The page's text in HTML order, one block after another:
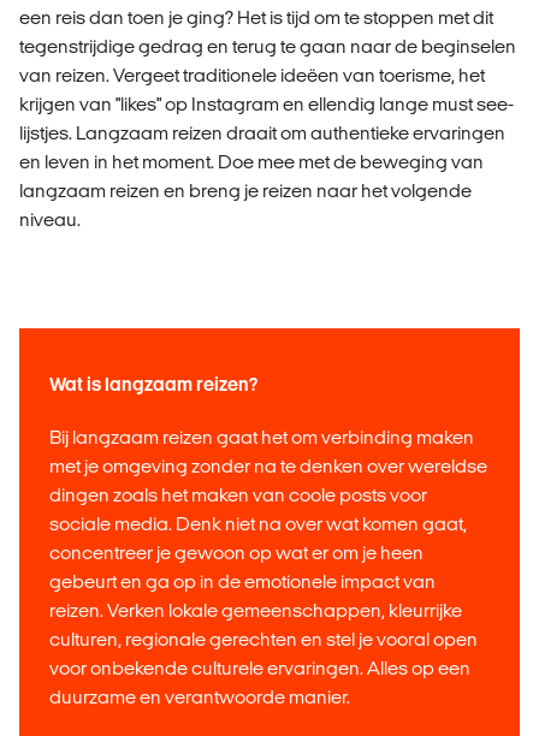
een reis dan toen je ging? Het is tijd om te stoppen met dit
tegenstrijdige gedrag en terug te gaan naar de beginselen
van reizen. Vergeet traditionele ideëen van toerisme, het
krijgen van "likes" op Instagram en ellendig lange must see-
lijstjes. Langzaam reizen draait om authentieke ervaringen
en leven in het moment. Doe mee met de beweging van
langzaam reizen en breng je reizen naar het volgende
niveau.
Wat is langzaam reizen?
Bij langzaam reizen gaat het om verbinding maken
met je omgeving zonder na te denken over wereldse
dingen zoals het maken van coole posts voor
sociale media. Denk niet na over wat komen gaat,
concentreer je gewoon op wat er om je heen
gebeurt en ga op in de emotionele impact van
reizen. Verken lokale gemeenschappen, kleurrijke
culturen, regionale gerechten en stel je vooral open
voor onbekende culturele ervaringen. Alles op een
duurzame en verantwoorde manier.